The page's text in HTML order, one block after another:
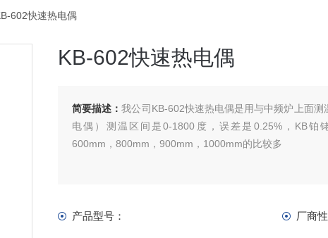
602快速热电偶
KB-602快速热电偶
简要描述：我公司KB-602快速热电偶是用与中频炉上面
电偶）测温区间是0-1800度，误差是0.25%，KB铂
600mm，800mm，900mm，1000mm的比较多
产品型号： 厂商性